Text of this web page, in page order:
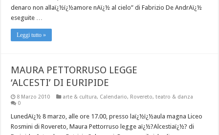
denaro non allaï¿½ï¿½amore nAï¿½ al cielo” di Fabrizio De AndrAï¿½
eseguite …
Leggi tutto »
MAURA PETTORRUSO LEGGE
‘ALCESTI’ DI EURIPIDE
8 Marzo 2010 arte & cultura, Calendario, Rovereto,teatro & danza
0
LunedAï¿½ 8 marzo, alle ore 17.00, presso laï¿½ï¿½aula magna Liceo
Rosmini di Rovereto, Maura Pettorruso legge aï¿½?Alcestiaï¿½? di